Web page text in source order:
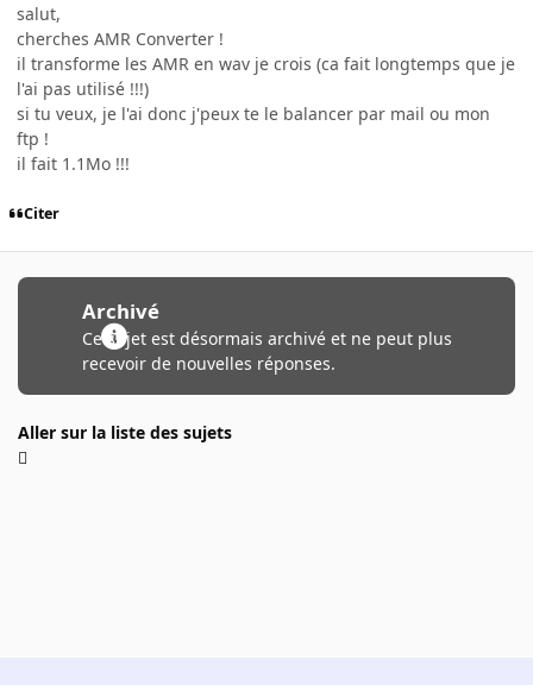
salut,
cherches AMR Converter !
il transforme les AMR en wav je crois (ca fait longtemps que je
l'ai pas utilisé !!!)
si tu veux, je l'ai donc j'peux te le balancer par mail ou mon
ftp !
il fait 1.1Mo !!!
Citer
Archivé
Ce sujet est désormais archivé et ne peut plus
recevoir de nouvelles réponses.
Aller sur la liste des sujets